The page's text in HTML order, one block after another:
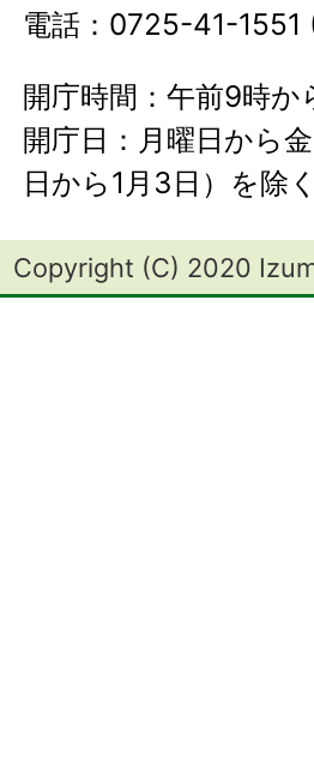
電話：0725-41-
開庁時間：午前9時か
開庁日：月曜日から
日から1月3日）を除
Copyright (C) 2020